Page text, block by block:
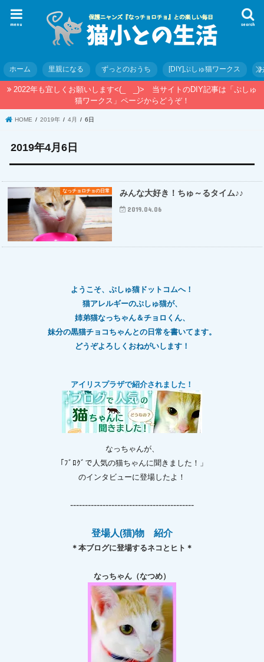
search
menu
ホーム 里親になる ずっとのおうち [DIY]ぷしゅ猫ワークス
2022年も宜しくお願いします<(_ _)> 当サイトのDIY記事は「ぷしゅ
猫ワークス」ページからどうぞ！
HOME 2019年 4月 6日
2019年4月6日
なっチョロチョの日常 みんな大好き！ちゅ～るタイム♪♪
2019.04.06
ようこそ、ぷしゅ猫ドットコムへ！
猫アレルギーのぷしゅ猫が、
姉弟猫なっちゃん＆チョロくん、
妹分の黒猫チョコちゃんとの日常を書いてます。
どうぞよろしくおねがいします！
アイリスプラザで紹介されました！
なっちゃんが、
「ﾌﾞﾛｸﾞで人気の猫ちゃんに聞きました！」
のインタビューに登場したよ！
------------------------------------------
登場人(猫)物 紹介
＊本ブログに登場するネコとヒト＊
なっちゃん（なつめ）